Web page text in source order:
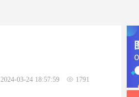
1791
2024-03-24 18:57:59